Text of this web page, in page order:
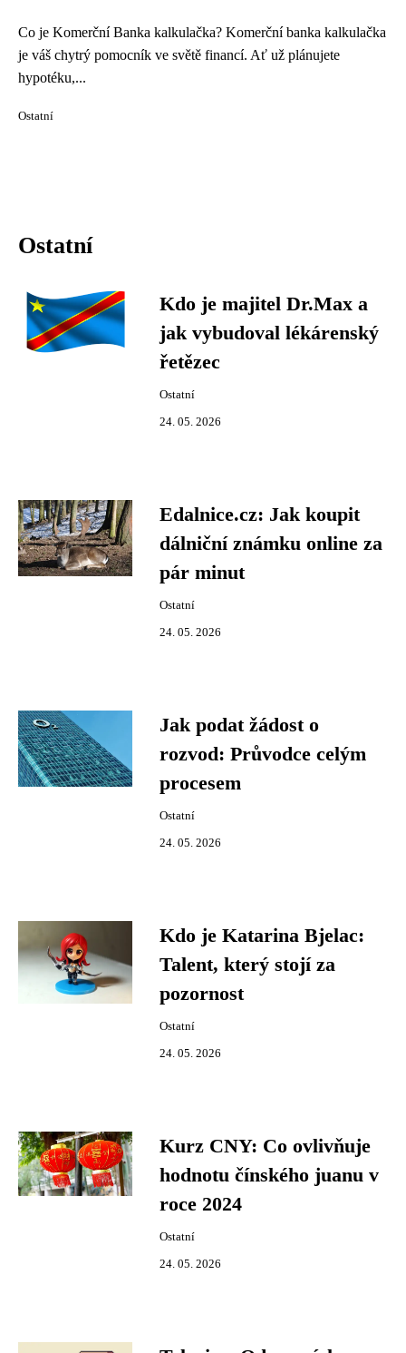
Co je Komerční Banka kalkulačka? Komerční banka kalkulačka
je váš chytrý pomocník ve světě financí. Ať už plánujete
hypotéku,...
Ostatní
Ostatní
Kdo je majitel Dr.Max a
jak vybudoval lékárenský
řetězec
Ostatní
24. 05. 2026
Edalnice.cz: Jak koupit
dálniční známku online za
pár minut
Ostatní
24. 05. 2026
Jak podat žádost o
rozvod: Průvodce celým
procesem
Ostatní
24. 05. 2026
Kdo je Katarina Bjelac:
Talent, který stojí za
pozornost
Ostatní
24. 05. 2026
Kurz CNY: Co ovlivňuje
hodnotu čínského juanu v
roce 2024
Ostatní
24. 05. 2026